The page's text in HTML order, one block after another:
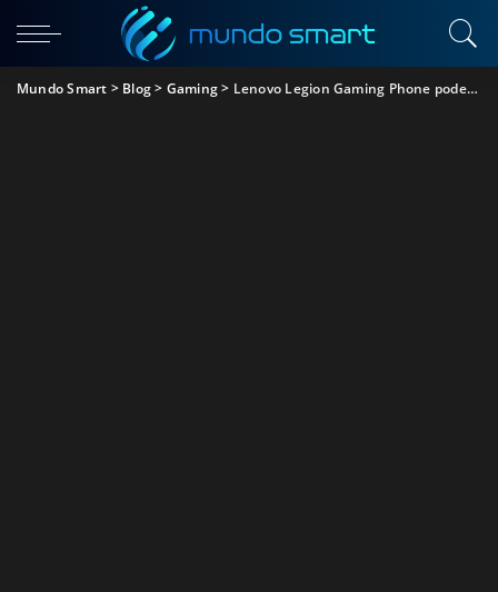
Mundo Smart > Blog> Gaming> Lenovo Legion Gaming Phone pode chegar como um dos mais completos para jogos e streams